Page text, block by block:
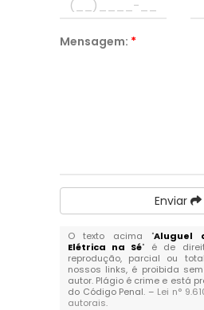
Mensagem: *
Enviar
O texto acima "Aluguel
Elétrica na Sé" é de
reprodução, parcial ou
nossos links, é proibida
autor. Plágio é crime e está
do Código Penal. – Lei n°
autorais.